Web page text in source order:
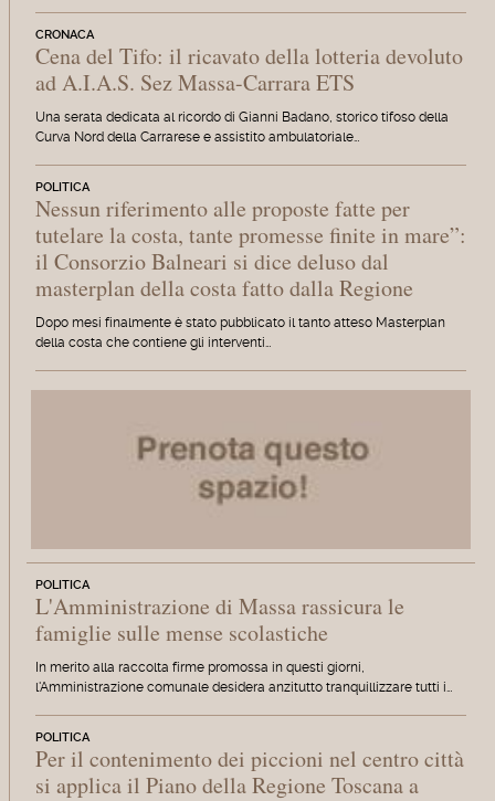
CRONACA
Cena del Tifo: il ricavato della lotteria devoluto
ad A.I.A.S. Sez Massa-Carrara ETS
Una serata dedicata al ricordo di Gianni Badano, storico tifoso della
Curva Nord della Carrarese e assistito ambulatoriale…
POLITICA
Nessun riferimento alle proposte fatte per
tutelare la costa, tante promesse finite in mare”:
il Consorzio Balneari si dice deluso dal
masterplan della costa fatto dalla Regione
Dopo mesi finalmente è stato pubblicato il tanto atteso Masterplan
della costa che contiene gli interventi…
POLITICA
L'Amministrazione di Massa rassicura le
famiglie sulle mense scolastiche
In merito alla raccolta firme promossa in questi giorni,
l'Amministrazione comunale desidera anzitutto tranquillizzare tutti i…
POLITICA
Per il contenimento dei piccioni nel centro città
si applica il Piano della Regione Toscana a